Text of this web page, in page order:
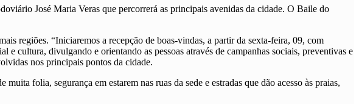
José Maria Veras que percorrerá as principais avenidas da cidade. O Baile do
regiões. “Iniciaremos a recepção de boas-vindas, a partir da sexta-feira, 09, com
cultura, divulgando e orientando as pessoas através de campanhas sociais, preventivas e
nos principais pontos da cidade.
folia, segurança em estarem nas ruas da sede e estradas que dão acesso às praias,